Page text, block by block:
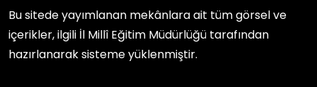
Bu sitede yayımlanan mekânlara ait tüm görsel ve
içerikler, ilgili İl Millî Eğitim Müdürlüğü tarafından
hazırlanarak sisteme yüklenmiştir.